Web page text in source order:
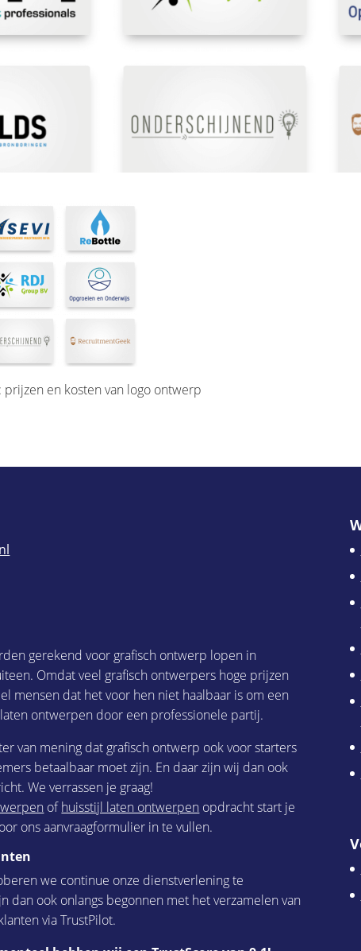
prijzen en kosten van logo ontwerp
gerekend voor grafisch ontwerp lopen in
Omdat veel grafisch ontwerpers hoge prijzen
mensen dat het voor hen niet haalbaar is om een
ontwerpen door een professionele partij.
van mening dat grafisch ontwerp ook voor starters
betaalbaar moet zijn. En daar zijn wij dan ook
We verrassen je graag!
ofhuisstijl laten ontwerpen opdracht start je
ons aanvraagformulier in te vullen.
we continue onze dienstverlening te
dan ook onlangs begonnen met het verzamelen van
via TrustPilot.